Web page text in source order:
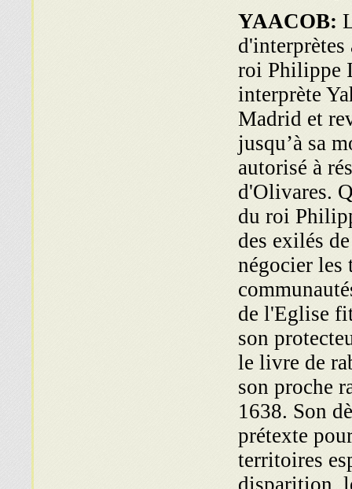
YAACOB:
d'interprètes
roi Philippe
interprète
Madrid et
jusqu’à sa
autorisé à
d'Olivares.
du roi
des exilés
négocier les
de l'Eglise
son
le livre de
son proche
1638. Son
prétexte
territoires
dispa­rition,